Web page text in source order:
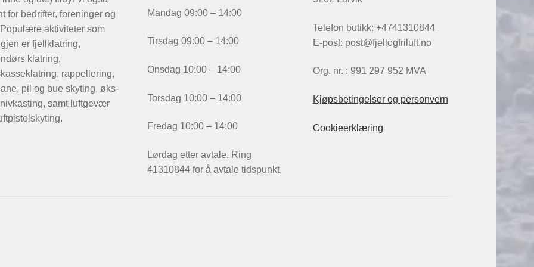
for bedrifter, foreninger og
aktiviteter som
er fjellklatring,
klatring,
rappellering,
pil og bue skyting, øks-
samt luftgevær
Mandag 09:00 – 14:00
Tirsdag 09:00 – 14:00
Onsdag 10:00 – 14:00
Torsdag 10:00 – 14:00
Fredag 10:00 – 14:00
Lørdag etter avtale. Ring
41310844 for å avtale tidspunkt.
Telefon butikk: +4741310844
E-post: post@fjellogfriluft.no
Org. nr. : 991 297 952 MVA
Kjøpsbetingelser og personvern
Cookieerklæring